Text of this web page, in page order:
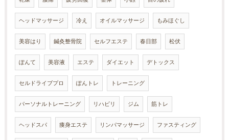
ヘッドマッサージ 冷え オイルマッサージ もみほぐし
美容はり 鍼灸整骨院 セルフエステ 春日部 松伏
ぽんて 美容液 エステ ダイエット デトックス
セルドライブプロ ぽんトレ トレーニング
パーソナルトレーニング リハビリ ジム 筋トレ
ヘッドスパ 痩身エステ リンパマッサージ ファスティング